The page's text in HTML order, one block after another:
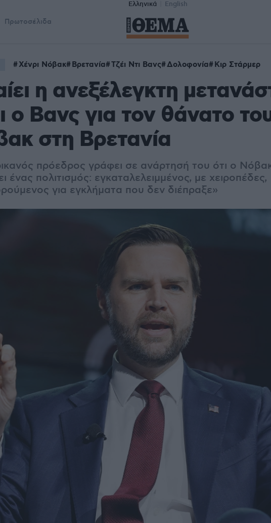
Ελληνικά English
Πρωτοσέλιδα
Χένρι Νόβακ Βρετανία Τζέι Ντι Βανς Δολοφονία Κιρ Στάρμερ
η ανεξέλεγκτη
ο Βανς για τον θάνατο
στη Βρετανία
πρόεδρος γράφει σε ανάρτησή του ότι ο
ένας πολιτισμός: εγκαταλελειμμένος, με χειροπέδες,
για εγκλήματα που δεν διέπραξε»